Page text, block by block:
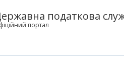
податкова
портал